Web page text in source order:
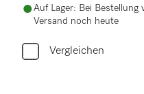
Auf Lager: Bei Bestellung
Versand noch heute
Vergleichen